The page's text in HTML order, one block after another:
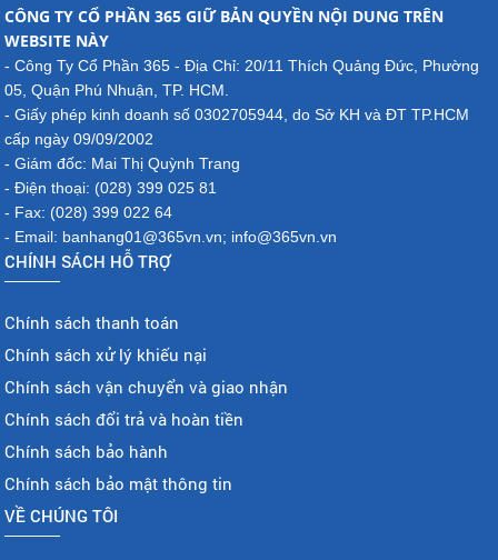
CÔNG TY CỔ PHẦN 365 GIỮ BẢN QUYỀN NỘI DUNG TRÊN
WEBSITE NÀY
- Công Ty Cổ Phần 365 - Địa Chỉ: 20/11 Thích Quảng Đức, Phường
05, Quận Phú Nhuận, TP. HCM.
- Giấy phép kinh doanh số 0302705944, do Sở KH và ĐT TP.HCM
cấp ngày 09/09/2002
- Giám đốc: Mai Thị Quỳnh Trang
- Điện thoại: (028) 399 025 81
- Fax: (028) 399 022 64
- Email: banhang01@365vn.vn; info@365vn.vn
CHÍNH SÁCH HỖ TRỢ
Chính sách thanh toán
Chính sách xử lý khiếu nại
Chính sách vận chuyển và giao nhận
Chính sách đổi trả và hoàn tiền
Chính sách bảo hành
Chính sách bảo mật thông tin
VỀ CHÚNG TÔI